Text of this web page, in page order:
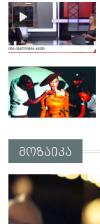
მოზაიკა